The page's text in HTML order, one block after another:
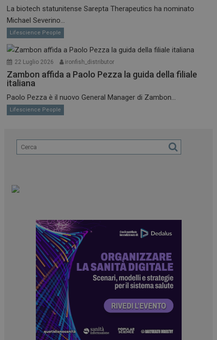
La biotech statunitense Sarepta Therapeutics ha nominato
Michael Severino...
Lifescience People
22 Luglio 2026 ironfish_distributor
Zambon affida a Paolo Pezza la guida della filiale
italiana
Paolo Pezza è il nuovo General Manager di Zambon...
Lifescience People